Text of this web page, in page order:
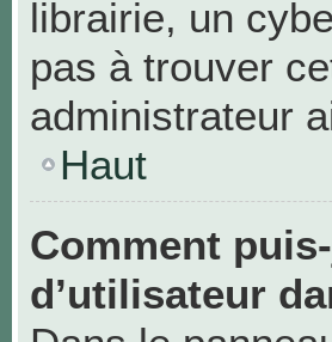
librairie, un
pas à trouver
administrateur
Haut
Comment
d’utilisateur